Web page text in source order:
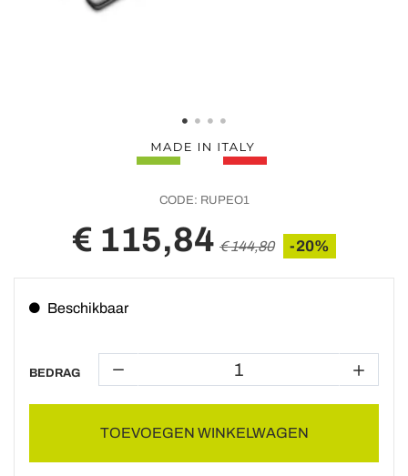
CODE: RUPEO1
€ 115,84 € 144,80 -20%
Beschikbaar
BEDRAG
TOEVOEGEN WINKELWAGEN